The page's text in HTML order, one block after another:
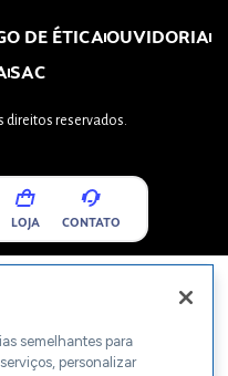
DE ÉTICAOUVIDORIA
SAC
direitos reservados.
LOJA CONTATO
semelhantes para
personalizar